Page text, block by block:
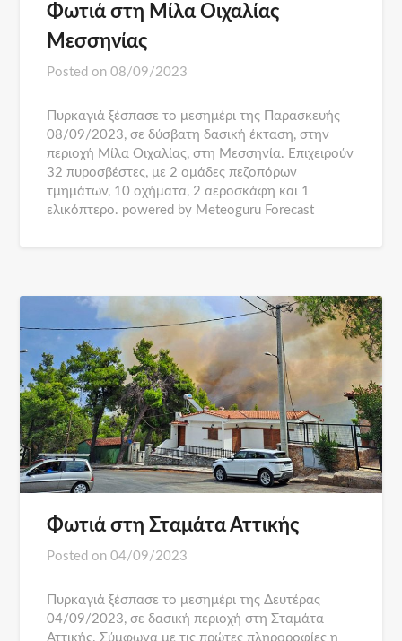
Φωτιά στη Μίλα Οιχαλίας
Μεσσηνίας
Posted on08/09/2023
Πυρκαγιά ξέσπασε το μεσημέρι της Παρασκευής
08/09/2023, σε δύσβατη δασική έκταση, στην
περιοχή Μίλα Οιχαλίας, στη Μεσσηνία. Επιχειρούν
32 πυροσβέστες, με 2 ομάδες πεζοπόρων
τμημάτων, 10 οχήματα, 2 αεροσκάφη και 1
ελικόπτερο. powered by Meteoguru Forecast
Φωτιά στη Σταμάτα Αττικής
Posted on04/09/2023
Πυρκαγιά ξέσπασε το μεσημέρι της Δευτέρας
04/09/2023, σε δασική περιοχή στη Σταμάτα
Αττικής. Σύμφωνα με τις πρώτες πληροροφίες η